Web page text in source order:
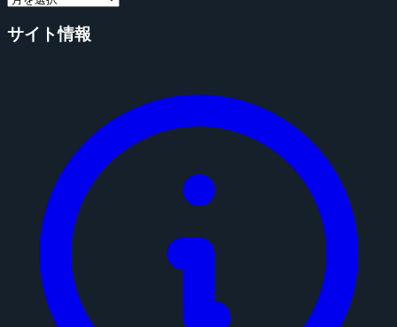
サイト情報